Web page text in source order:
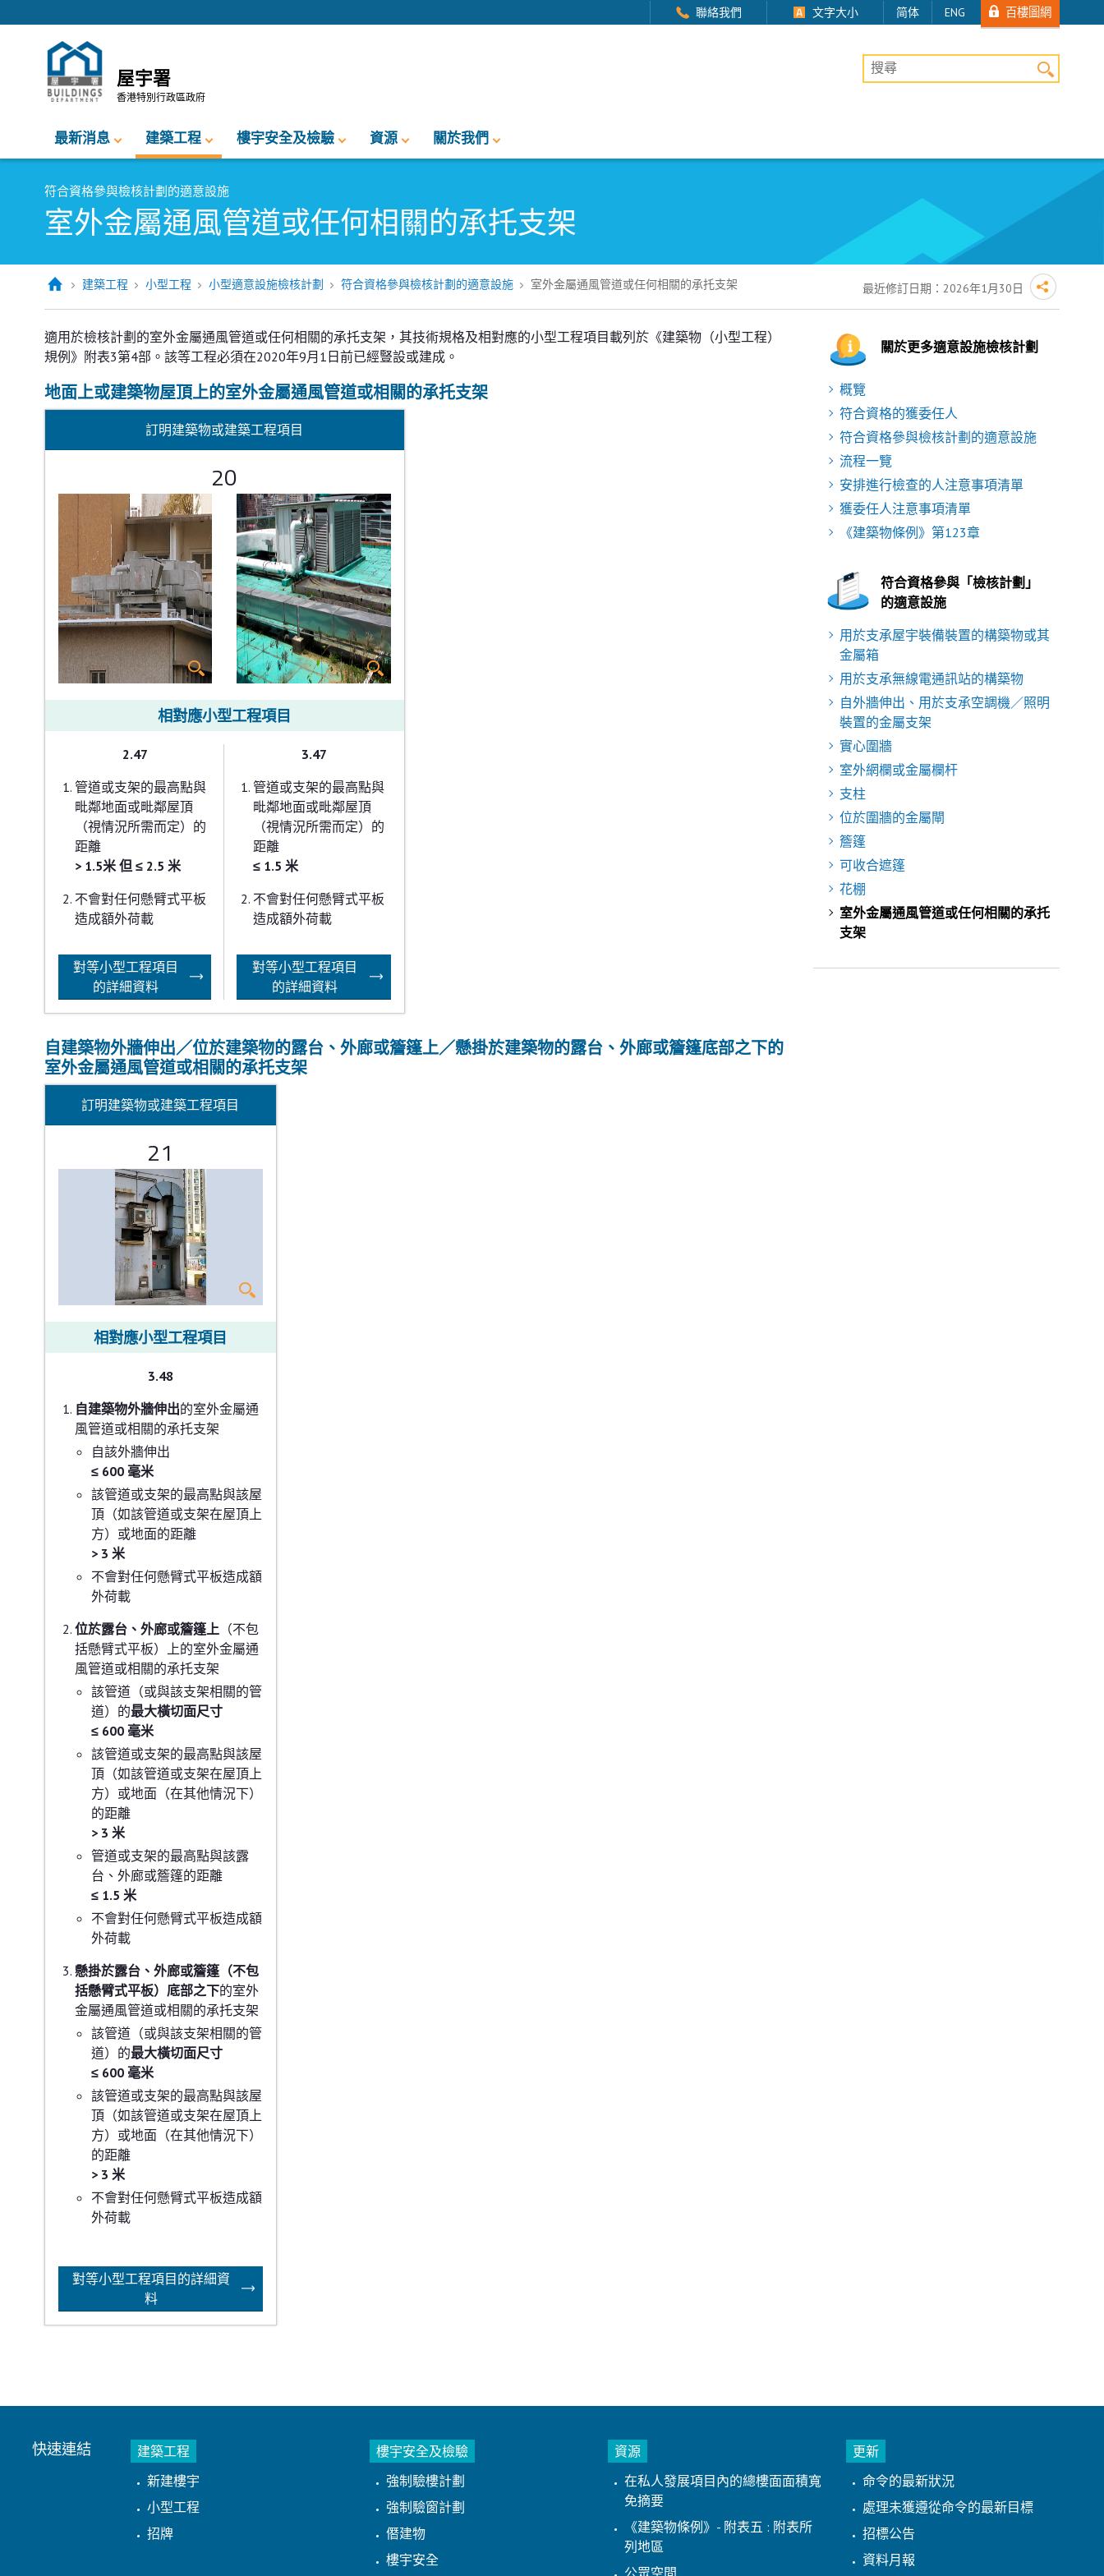
聯絡我們 文字大小 简体 ENG 百樓圖網
屋宇署
香港特別行政區政府
桌上版網站搜尋
最新消息 建築工程 樓宇安全及檢驗 資源 關於我們
符合資格參與檢核計劃的適意設施
室外金屬通風管道或任何相關的承托支架
建築工程 小型工程 小型適意設施檢核計劃 符合資格參與檢核計劃的適意設施 室外金屬通風管道或任何相關的承托支架 最近修訂日期：2026年1月30日
適用於檢核計劃的室外金屬通風管道或任何相關的承托支架，其技術規格及相對應的小型工程項目載列於《建築物（小型工程）
規例》附表3第4部。該等工程必須在2020年9月1日前已經豎設或建成。
地面上或建築物屋頂上的室外金屬通風管道或相關的承托支架
訂明建築物或建築工程項目
20
相對應小型工程項目
2.47
管道或支架的最高點與
毗鄰地面或毗鄰屋頂
（視情況所需而定）的
距離
> 1.5米 但 ≤ 2.5 米
不會對任何懸臂式平板
造成額外荷載
對等小型工程項目
的詳細資料
3.47
管道或支架的最高點與
毗鄰地面或毗鄰屋頂
（視情況所需而定）的
距離
≤ 1.5 米
不會對任何懸臂式平板
造成額外荷載
對等小型工程項目
的詳細資料
自建築物外牆伸出／位於建築物的露台、外廊或簷篷上／懸掛於建築物的露台、外廊或簷篷底部之下的
室外金屬通風管道或相關的承托支架
訂明建築物或建築工程項目
21
相對應小型工程項目
3.48
自建築物外牆伸出的室外金屬通
風管道或相關的承托支架
自該外牆伸出
≤ 600 毫米
該管道或支架的最高點與該屋
頂（如該管道或支架在屋頂上
方）或地面的距離
> 3 米
不會對任何懸臂式平板造成額
外荷載
位於露台、外廊或簷篷上（不包
括懸臂式平板）上的室外金屬通
風管道或相關的承托支架
該管道（或與該支架相關的管
道）的最大橫切面尺寸
≤ 600 毫米
該管道或支架的最高點與該屋
頂（如該管道或支架在屋頂上
方）或地面（在其他情況下）
的距離
> 3 米
管道或支架的最高點與該露
台、外廊或簷篷的距離
≤ 1.5 米
不會對任何懸臂式平板造成額
外荷載
懸掛於露台、外廊或簷篷（不包
括懸臂式平板）底部之下的室外
金屬通風管道或相關的承托支架
該管道（或與該支架相關的管
道）的最大橫切面尺寸
≤ 600 毫米
該管道或支架的最高點與該屋
頂（如該管道或支架在屋頂上
方）或地面（在其他情況下）
的距離
> 3 米
不會對任何懸臂式平板造成額
外荷載
對等小型工程項目的詳細資
料
關於更多適意設施檢核計劃
概覽
符合資格的獲委任人
符合資格參與檢核計劃的適意設施
流程一覽
安排進行檢查的人注意事項清單
獲委任人注意事項清單
《建築物條例》第123章
符合資格參與「檢核計劃」
的適意設施
用於支承屋宇裝備裝置的構築物或其
金屬箱
用於支承無線電通訊站的構築物
自外牆伸出、用於支承空調機／照明
裝置的金屬支架
實心圍牆
室外網欄或金屬欄杆
支柱
位於圍牆的金屬閘
簷篷
可收合遮篷
花棚
室外金屬通風管道或任何相關的承托
支架
快速連結
建築工程
新建樓宇
小型工程
招牌
樓宇安全及檢驗
強制驗樓計劃
強制驗窗計劃
僭建物
樓宇安全
資源
在私人發展項目內的總樓面面積寬
免摘要
《建築物條例》- 附表五 : 附表所
列地區
更新
命令的最新狀況
處理未獲遵從命令的最新目標
招標公告
資料月報